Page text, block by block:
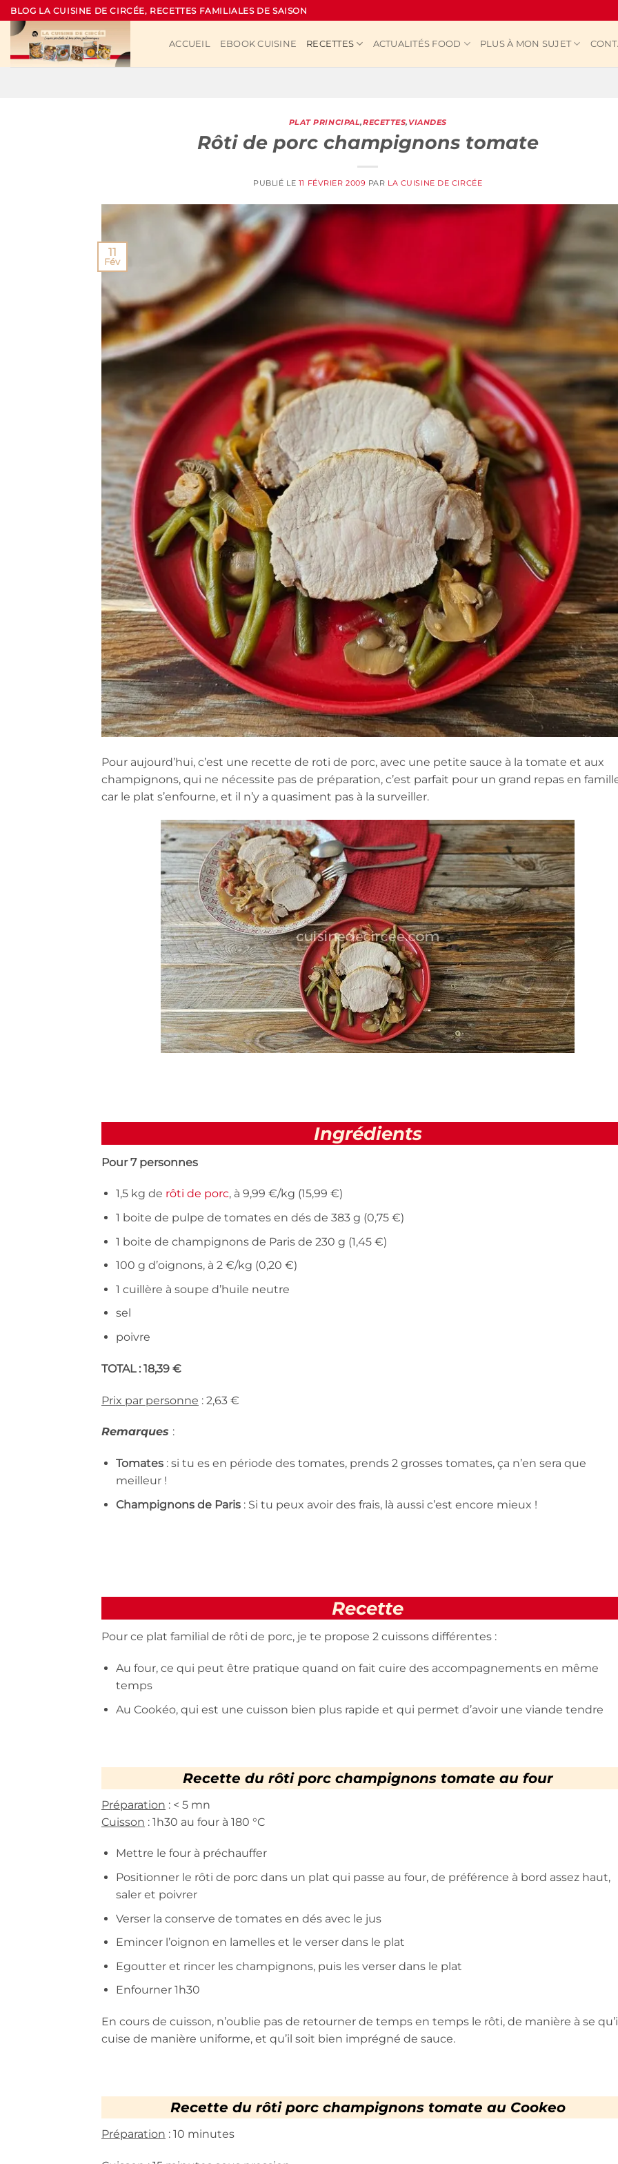
Passer
au
contenu
BLOG LA CUISINE DE CIRCÉE, RECETTES FAMILIALES DE SAISON
ACCUEIL EBOOK CUISINE RECETTES ACTUALITÉS FOOD PLUS À MON SUJET
PLAT PRINCIPAL,RECETTES, VIANDES
Rôti de porc champignons tomate
PUBLIÉ LE 11 FÉVRIER 2009 PAR LA CUISINE DE CIRCÉE
11
Fév
Pour aujourd’hui, c’est une recette de roti de porc, avec une petite sauce à la tomate et aux
champignons, qui ne nécessite pas de préparation, c’est parfait pour un grand repas en
car le plat s’enfourne, et il n’y a quasiment pas à la surveiller.
Ingrédients
Pour 7 personnes
1,5 kg de rôti de porc, à 9,99 €/kg (15,99 €)
1 boite de pulpe de tomates en dés de 383 g (0,75 €)
1 boite de champignons de Paris de 230 g (1,45 €)
100 g d’oignons, à 2 €/kg (0,20 €)
1 cuillère à soupe d’huile neutre
sel
poivre
TOTAL : 18,39 €
Prix par personne : 2,63 €
Remarques :
Tomates: si tu es en période des tomates, prends 2 grosses tomates, ça n’en sera que
meilleur !
Champignons de Paris: Si tu peux avoir des frais, là aussi c’est encore mieux !
Recette
Pour ce plat familial de rôti de porc, je te propose 2 cuissons différentes :
Au four, ce qui peut être pratique quand on fait cuire des accompagnements en même
temps
Au Cookéo, qui est une cuisson bien plus rapide et qui permet d’avoir une viande tendre
Recette du rôti porc champignons tomate au four
Préparation : < 5 mn
Cuisson : 1h30 au four à 180 °C
Mettre le four à préchauffer
Positionner le rôti de porc dans un plat qui passe au four, de préférence à bord assez haut,
saler et poivrer
Verser la conserve de tomates en dés avec le jus
Emincer l’oignon en lamelles et le verser dans le plat
Egoutter et rincer les champignons, puis les verser dans le plat
Enfourner 1h30
En cours de cuisson, n’oublie pas de retourner de temps en temps le rôti, de manière à se qu’il
cuise de manière uniforme, et qu’il soit bien imprégné de sauce.
Recette du rôti porc champignons tomate au Cookeo
Préparation : 10 minutes